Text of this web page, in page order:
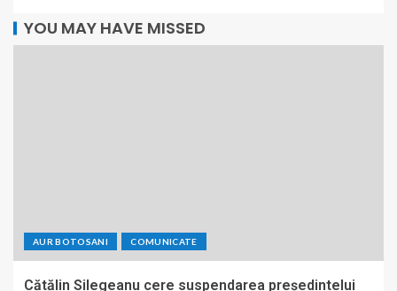
YOU MAY HAVE MISSED
AUR BOTOSANI COMUNICATE
Cătălin Silegeanu cere suspendarea președintelui